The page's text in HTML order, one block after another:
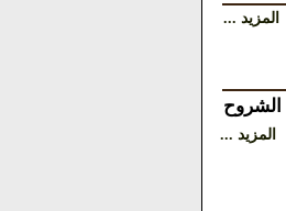
المزيد ...
الشروح
المزيد ...